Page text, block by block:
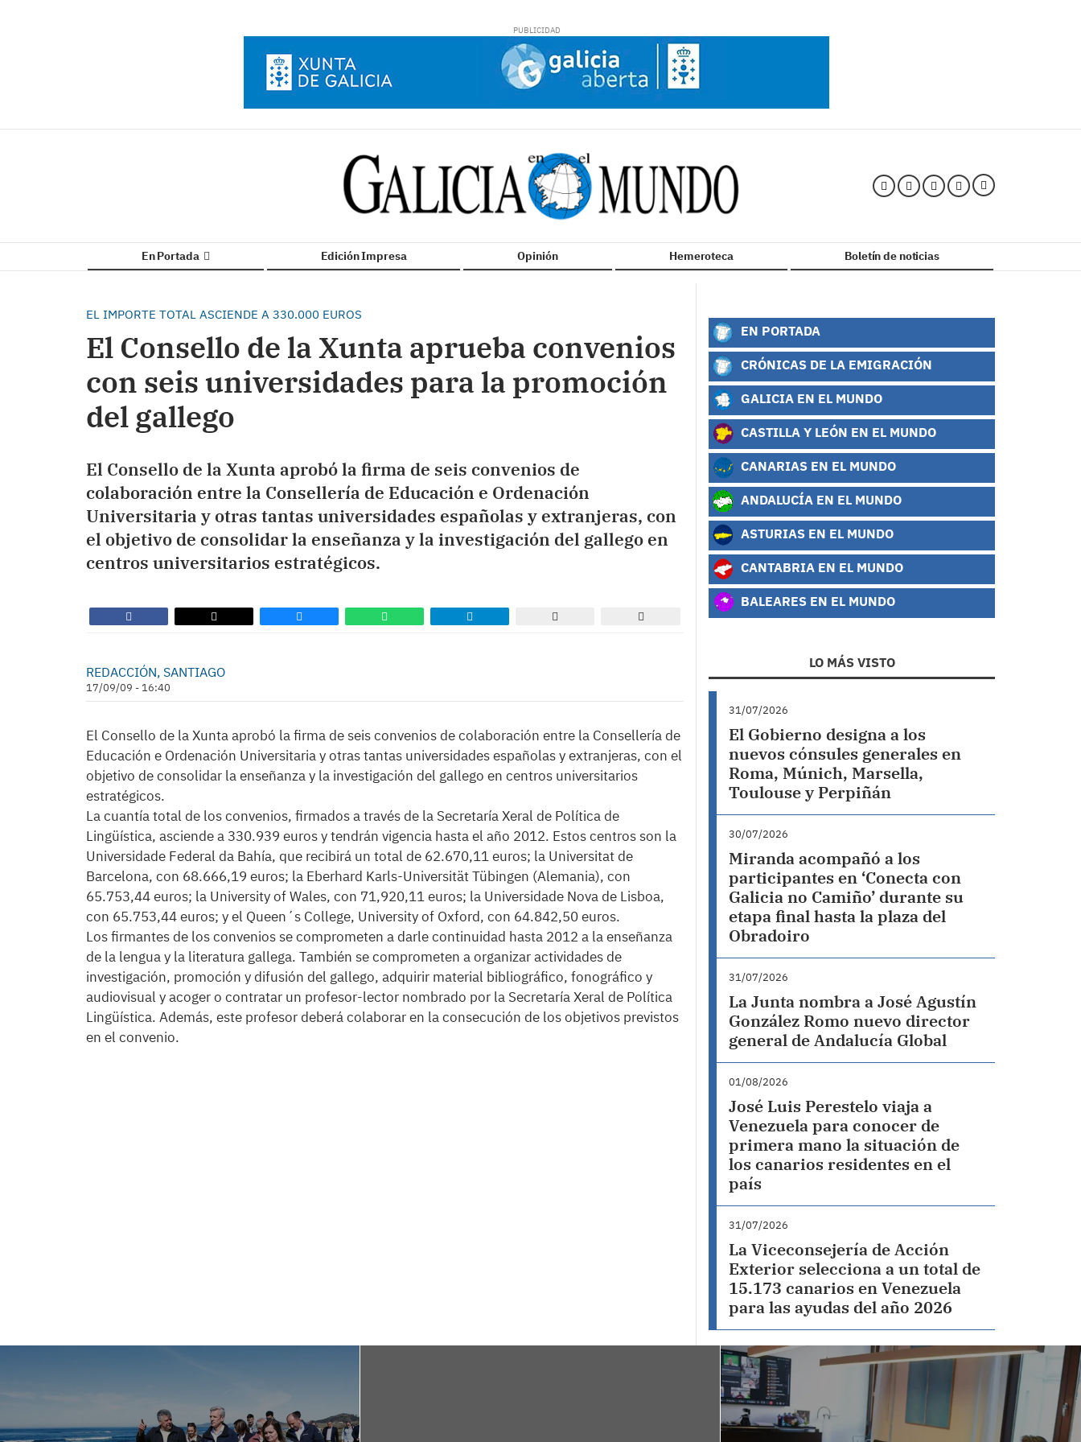
En Portada Edición Impresa Opinión Hemeroteca Boletín de noticias
EL IMPORTE TOTAL ASCIENDE A 330.000 EUROS
El Consello de la Xunta aprueba convenios
con seis universidades para la promoción
del gallego
El Consello de la Xunta aprobó la firma de seis convenios de
colaboración entre la Consellería de Educación e Ordenación
Universitaria y otras tantas universidades españolas y extranjeras, con
el objetivo de consolidar la enseñanza y la investigación del gallego en
centros universitarios estratégicos.
REDACCIÓN, SANTIAGO
17/09/09 - 16:40
El Consello de la Xunta aprobó la firma de seis convenios de colaboración entre la Consellería de
Educación e Ordenación Universitaria y otras tantas universidades españolas y extranjeras, con el
objetivo de consolidar la enseñanza y la investigación del gallego en centros universitarios
estratégicos.
La cuantía total de los convenios, firmados a través de la Secretaría Xeral de Política de
Lingüística, asciende a 330.939 euros y tendrán vigencia hasta el año 2012. Estos centros son la
Universidade Federal da Bahía, que recibirá un total de 62.670,11 euros; la Universitat de
Barcelona, con 68.666,19 euros; la Eberhard Karls-Universität Tübingen (Alemania), con
65.753,44 euros; la University of Wales, con 71,920,11 euros; la Universidade Nova de Lisboa,
con 65.753,44 euros; y el Queen´s College, University of Oxford, con 64.842,50 euros.
Los firmantes de los convenios se comprometen a darle continuidad hasta 2012 a la enseñanza
de la lengua y la literatura gallega. También se comprometen a organizar actividades de
investigación, promoción y difusión del gallego, adquirir material bibliográfico, fonográfico y
audiovisual y acoger o contratar un profesor-lector nombrado por la Secretaría Xeral de Política
Lingüística. Además, este profesor deberá colaborar en la consecución de los objetivos previstos
en el convenio.
EN PORTADA
CRÓNICAS DE LA EMIGRACIÓN
GALICIA EN EL MUNDO
CASTILLA Y LEÓN EN EL MUNDO
CANARIAS EN EL MUNDO
ANDALUCÍA EN EL MUNDO
ASTURIAS EN EL MUNDO
CANTABRIA EN EL MUNDO
BALEARES EN EL MUNDO
LO MÁS VISTO
31/07/2026
El Gobierno designa a los
nuevos cónsules generales en
Roma, Múnich, Marsella,
Toulouse y Perpiñán
30/07/2026
Miranda acompañó a los
participantes en ‘Conecta con
Galicia no Camiño’ durante su
etapa final hasta la plaza del
Obradoiro
31/07/2026
La Junta nombra a José Agustín
González Romo nuevo director
general de Andalucía Global
01/08/2026
José Luis Perestelo viaja a
Venezuela para conocer de
primera mano la situación de
los canarios residentes en el
país
31/07/2026
La Viceconsejería de Acción
Exterior selecciona a un total de
15.173 canarios en Venezuela
para las ayudas del año 2026